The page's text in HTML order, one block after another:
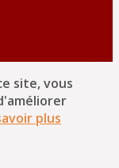
site, vous
plus